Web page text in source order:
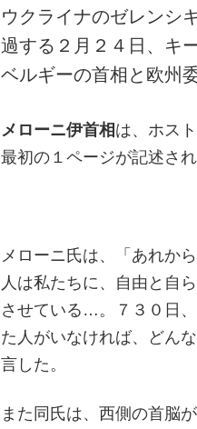
ウクライナのゼレンシ
過する２月２４日、キ
ベルギーの首相と欧州
メローニ伊首相 は、ホス
最初の１ページが記述さ
メローニ氏は、「あれか
人は私たちに、自由と自
させている…。７３０日
た人がいなければ、どん
言した。
また同氏は、西側の首脳